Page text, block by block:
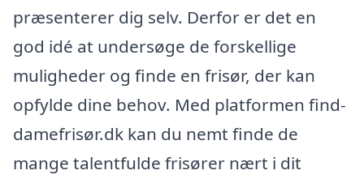
præsenterer dig selv. Derfor er det en
god idé at undersøge de forskellige
muligheder og finde en frisør, der kan
opfylde dine behov. Med platformen find-
damefrisør.dk kan du nemt finde de
mange talentfulde frisører nært i dit